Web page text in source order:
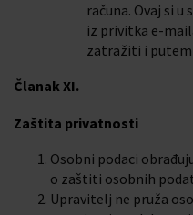
računa. Ovaj si
iz privitka e-
zatražiti i putem
Članak XI.
Zaštita privatnosti
Osobni podaci
o zaštiti osobnih
Upravitelj ne pruža